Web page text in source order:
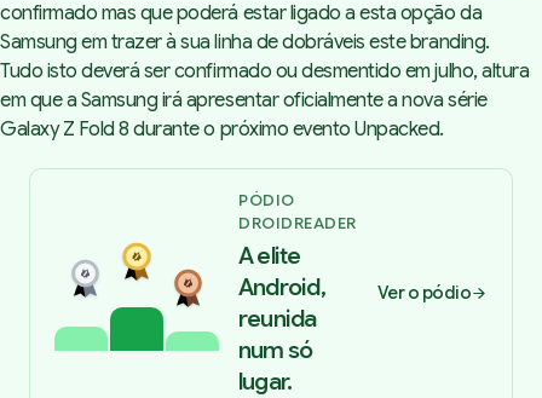
confirmado mas que poderá estar ligado a esta opção da
Samsung em trazer à sua linha de dobráveis este branding.
Tudo isto deverá ser confirmado ou desmentido em julho, altura
em que a Samsung irá apresentar oficialmente a nova série
Galaxy Z Fold 8 durante o próximo evento Unpacked.
PÓDIO
DROIDREADER
A elite
Android,
reunida
num só
lugar.
Ver o pódio